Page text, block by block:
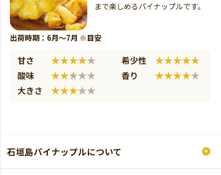
まで楽しめるパイナップルです。
出荷時期：6月～7月 ※目安
石垣島パイナップルについて